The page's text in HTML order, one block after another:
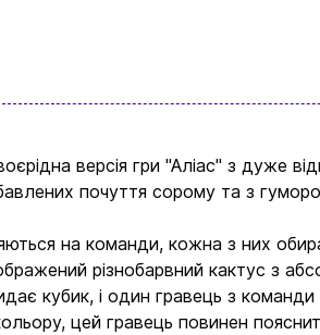
версія гри "Аліас" з дуже
почуття сорому та з
на команди, кожна з них
різнобарвний кактус з
кубик, і один гравець з
цей гравець повинен